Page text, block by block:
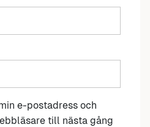
e-postadress och
till nästa gång